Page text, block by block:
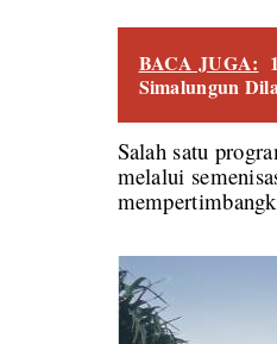
BACA JUGA:
Simalungun
Salah satu
melalui